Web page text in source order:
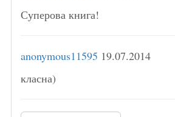
Суперова книга!
anonymous11595 19.07.2014
класна)